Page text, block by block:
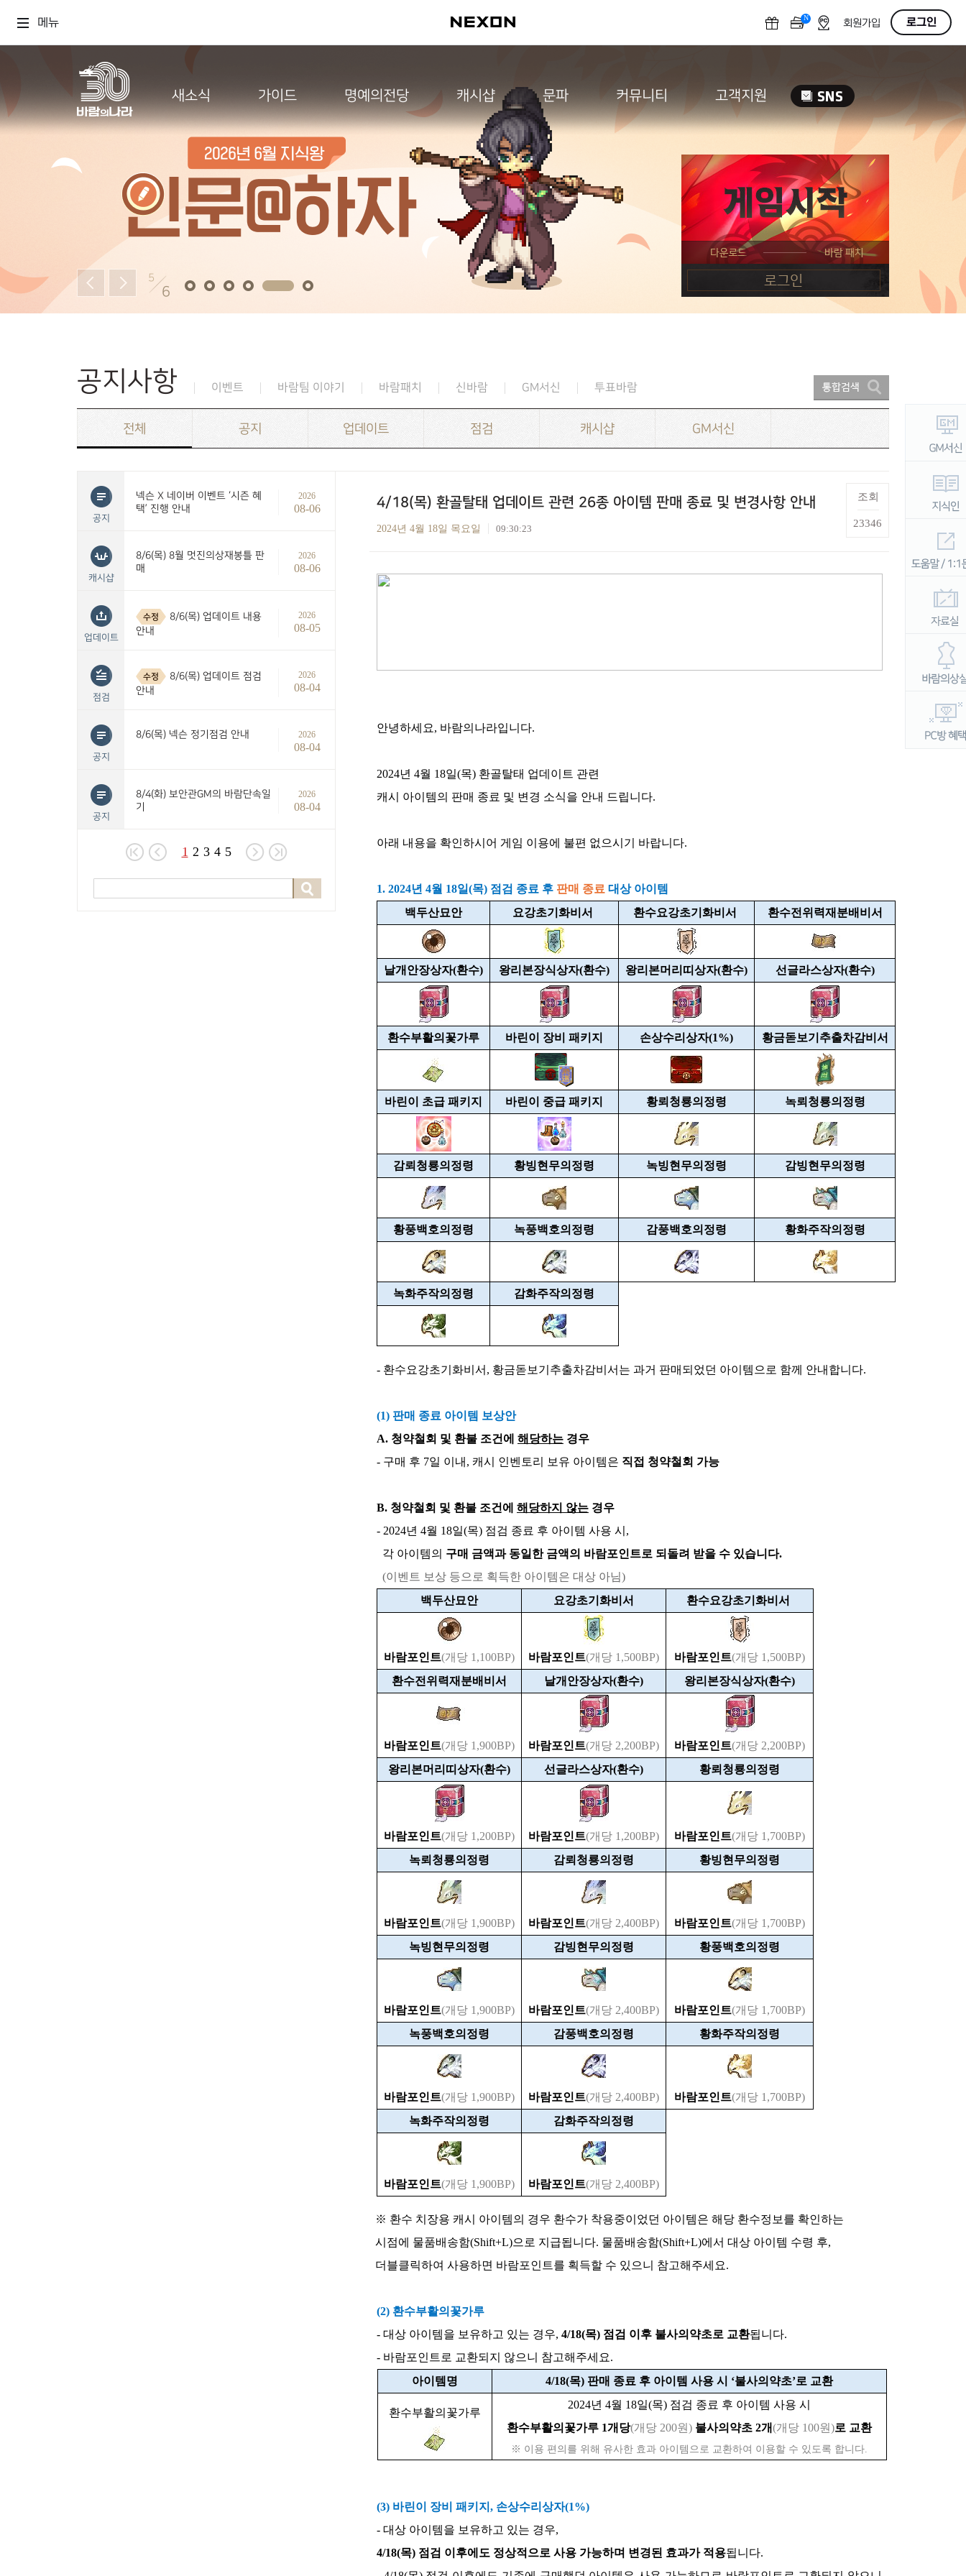
메뉴 N OFF회원가입 로그인
새소식 가이드 명예의전당 캐시샵 문파 커뮤니티 고객지원
5
6
공지사항 이벤트 바람팀 이야기 바람패치 신바람 GM서신 투표바람
전체 공지 업데이트 점검 캐시샵 GM서신
공지
넥슨 X 네이버 이벤트 ‘시즌 혜
택’ 진행 안내
2026
08-06
캐시샵
8/6(목) 8월 멋진의상재봉틀 판
매
2026
08-06
업데이트
수정
8/6(목) 업데이트 내용
안내
2026
08-05
점검
수정
8/6(목) 업데이트 점검
안내
2026
08-04
공지
8/6(목) 넥슨 정기점검 안내 2026
08-04
공지
8/4(화) 보안관GM의 바람단속일
기
2026
08-04
1 2 3 4 5
4/18(목) 환골탈태 업데이트 관련 26종 아이템 판매 종료 및 변경사항 안내
2024년 4월 18일 목요일 09:30:23
조회
23346
안녕하세요, 바람의나라입니다.
2024년 4월 18일(목) 환골탈태 업데이트 관련
캐시 아이템의 판매 종료 및 변경 소식을 안내 드립니다.
아래 내용을 확인하시어 게임 이용에 불편 없으시기 바랍니다.
1. 2024년 4월 18일(목) 점검 종료 후 판매 종료 대상 아이템
백두산묘안
요강초기화비서 환수요강초기화비서 환수전위력재분배비서
날개안장상자(환수) 왕리본장식상자(환수) 왕리본머리띠상자(환수) 선글라스상자(환수)
환수부활의꽃가루 바린이 장비 패키지 손상수리상자(1%) 황금돋보기추출차감비서
바린이 초급 패키지 바린이 중급 패키지 황뢰청룡의정령 녹뢰청룡의정령
감뢰청룡의정령 황빙현무의정령 녹빙현무의정령 감빙현무의정령
황풍백호의정령 녹풍백호의정령 감풍백호의정령 황화주작의정령
녹화주작의정령 감화주작의정령
- 환수요강초기화비서, 황금돋보기추출차감비서는 과거 판매되었던 아이템으로 함께 안내합니다.
(1) 판매 종료 아이템 보상안
A. 청약철회 및 환불 조건에 해당하는 경우
- 구매 후 7일 이내, 캐시 인벤토리 보유 아이템은 직접 청약철회 가능
B. 청약철회 및 환불 조건에 해당하지 않는 경우
- 2024년 4월 18일(목) 점검 종료 후 아이템 사용 시,
각 아이템의 구매 금액과 동일한 금액의 바람포인트로 되돌려 받을 수 있습니다.
(이벤트 보상 등으로 획득한 아이템은 대상 아님)
백두산묘안
요강초기화비서 환수요강초기화비서
바람포인트(개당 1,100BP) 바람포인트(개당 1,500BP) 바람포인트(개당 1,500BP)
환수전위력재분배비서
날개안장상자(환수) 왕리본장식상자(환수)
바람포인트(개당 1,900BP) 바람포인트(개당 2,200BP) 바람포인트(개당 2,200BP)
왕리본머리띠상자(환수)
선글라스상자(환수) 황뢰청룡의정령
바람포인트(개당 1,200BP) 바람포인트(개당 1,200BP) 바람포인트(개당 1,700BP)
녹뢰청룡의정령
감뢰청룡의정령 황빙현무의정령
바람포인트(개당 1,900BP) 바람포인트(개당 2,400BP) 바람포인트(개당 1,700BP)
녹빙현무의정령
감빙현무의정령 황풍백호의정령
바람포인트(개당 1,900BP) 바람포인트(개당 2,400BP) 바람포인트(개당 1,700BP)
녹풍백호의정령
감풍백호의정령 황화주작의정령
바람포인트(개당 1,900BP) 바람포인트(개당 2,400BP) 바람포인트(개당 1,700BP)
녹화주작의정령
감화주작의정령
바람포인트(개당 1,900BP) 바람포인트(개당 2,400BP)
※ 환수 치장용 캐시 아이템의 경우 환수가 착용중이었던 아이템은 해당 환수정보를 확인하는
시점에 물품배송함(Shift+L)으로 지급됩니다. 물품배송함(Shift+L)에서 대상 아이템 수령 후,
더블클릭하여 사용하면 바람포인트를 획득할 수 있으니 참고해주세요.
(2) 환수부활의꽃가루
- 대상 아이템을 보유하고 있는 경우, 4/18(목) 점검 이후 불사의약초로 교환됩니다.
- 바람포인트로 교환되지 않으니 참고해주세요.
아이템명
4/18(목) 판매 종료 후 아이템 사용 시 ‘불사의약초’로 교환
환수부활의꽃가루
2024년 4월 18일(목) 점검 종료 후 아이템 사용 시
환수부활의꽃가루 1개당(개당 200원) 불사의약초 2개(개당 100원)로 교환
※ 이용 편의를 위해 유사한 효과 아이템으로 교환하여 이용할 수 있도록 합니다.
(3) 바린이 장비 패키지, 손상수리상자(1%)
- 대상 아이템을 보유하고 있는 경우,
4/18(목) 점검 이후에도 정상적으로 사용 가능하며 변경된 효과가 적용됩니다.